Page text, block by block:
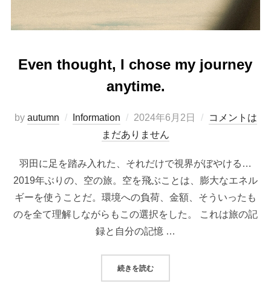
Even thought, I chose my journey
anytime.
by autumn Information
投
稿
2024年6月2日
コメントは
まだありません
羽田に足を踏み入れた、それだけで視界がぼやける…
2019年ぶりの、空の旅。空を飛ぶことは、膨大なエネル
ギーを使うことだ。環境への負荷、金額、そういったも
のを全て理解しながらもこの選択をした。 これは旅の記
録と自分の記憶 …
続きを読む“EVEN THOUGHT, I CHOSE MY